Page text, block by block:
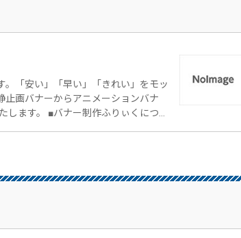
。「安い」「早い」「きれい」をモッ
止画バナーからアニメーションバナ
ぃくについ